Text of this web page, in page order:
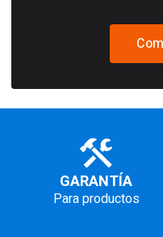
GARANTÍA
Para productos